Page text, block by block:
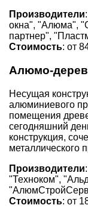
Производители
окна", "Алюма",
партнер",
Стоимость: от
Алюмо-
Несущая
алюминиевого
помещения
сегодняшний
конструкция,
металлического
Производители
"Техноком",
Стоимость: от